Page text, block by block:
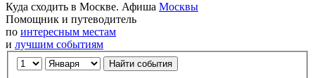
Куда сходить в Москве. Афиша Москвы
Помощник и путеводитель
по интересным местам
и лучшим событиям